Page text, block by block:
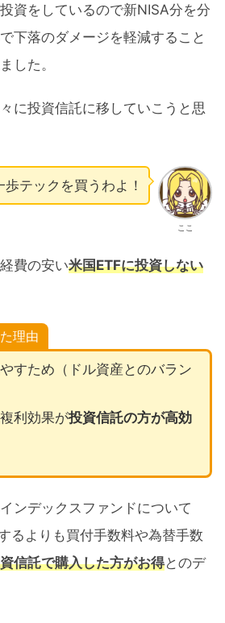
資をしているので新NISA分を分
下落のダメージを軽減すること
した。
に投資信託に移していこうと思
ここ
テックを買うわよ！
費の安い米国ETFに投資しない
理由
すため（ドル資産とのバラン
利効果が投資信託の方が高効
ンデックスファンドについて
るよりも買付手数料や為替手数
信託で購入した方がお得とのデ